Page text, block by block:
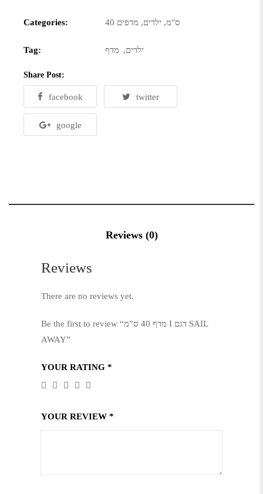
Categories: 40 ס"מ, ילדים, מדפים
Tag: ילדים, מדף
Share Post:
facebook twitter
google
Reviews (0)
Reviews
There are no reviews yet.
Be the first to review “מדף 40 ס”מ I דגם SAIL
AWAY”
YOUR RATING *
YOUR REVIEW *